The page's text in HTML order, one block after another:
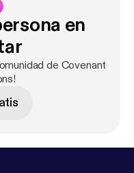
privacy] for
en
de Covenant